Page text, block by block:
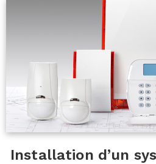
Installation d’un